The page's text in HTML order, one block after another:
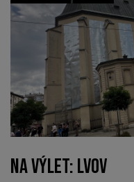
NA VÝLET: LVOV